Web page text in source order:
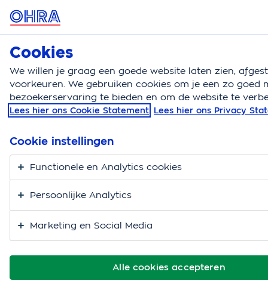
MENU
Klantenservice
Cookies
We willen je graag een goede website laten zien,
voorkeuren. We gebruiken cookies om je een zo goed
bezoekerservaring te bieden en om de website te
Lees hier ons Cookie Statement Lees hier ons Privacy
Alle cookies accepteren
Cookie instellingen
Functionele en Analytics cookies
Persoonlijke Analytics
Marketing en Social Media
OHRA